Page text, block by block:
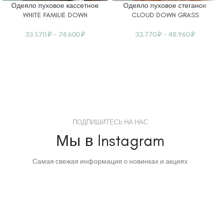
Одеяло пуховое кассетное
WHITE FAMILIE DOWN
33.570₽ – 74.600₽
Одеяло пуховое стеганое
CLOUD DOWN GRASS
33.770₽ – 48.960₽
ПОДПИШИТЕСЬ НА НАС
Мы в Instagram
Самая свежая информация о новинках и акциях